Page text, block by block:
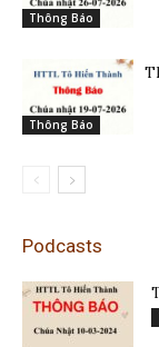
Thông Báo
Thông Báo
Podcasts